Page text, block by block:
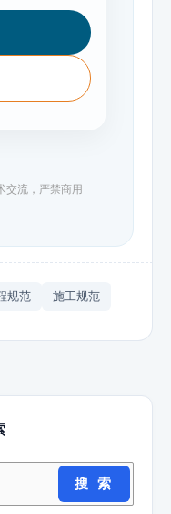
交流，严禁商用
规范 施工规范
搜 索